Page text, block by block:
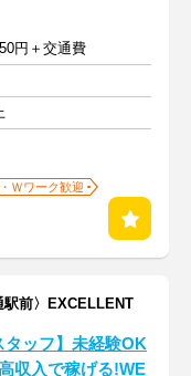
円＋交通費
Ｗワーク歓迎
駅前〉EXCELLENT
タッフ】未経験OK
収入で稼げる!WE